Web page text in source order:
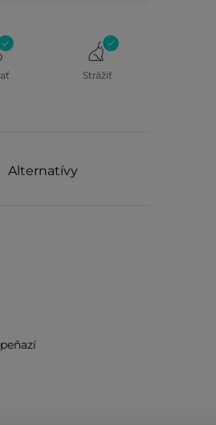
Strážiť
Alternatívy